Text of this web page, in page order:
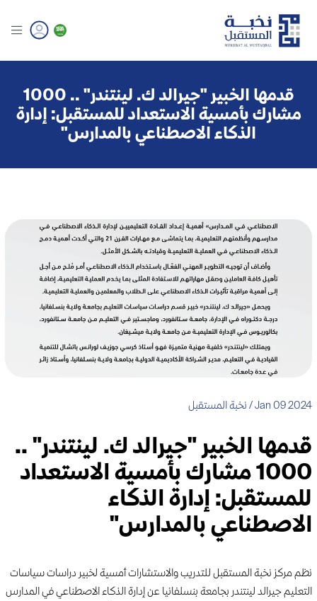
‏قدمها الخبير "جيرالد ك. لينتندر" .. 1000
مشارك بأمسية الاستعداد للمستقبل: إدارة
الذكاء الاصطناعي بالمدارس"
Jan 09 2024 / نخبة المستقبل
‏قدمها الخبير "جيرالد ك. لينتندر" ..
1000 مشارك بأمسية الاستعداد
للمستقبل: إدارة الذكاء
الاصطناعي بالمدارس"
نظم مركز نخبة المستقبل للتدريب والاستشارات أمسية لخبير دراسات سياسات
التعليم جيرالد لينتندر بجامعة بنسلفانيا عن إدارة الذكاء الاصطناعي في المدارس